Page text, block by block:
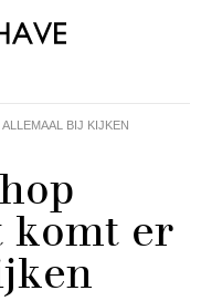
BIJ KIJKEN
komt er